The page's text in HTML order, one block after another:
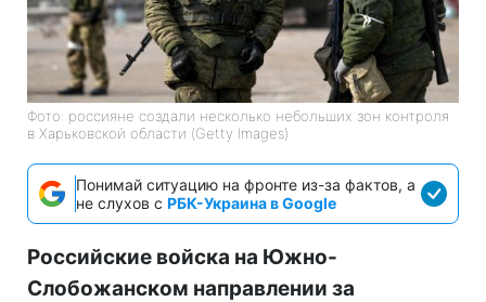
Фото: россияне создали несколько небольших зон контроля
в Харьковской области (Getty Images)
Понимай ситуацию на фронте из-за фактов, а
не слухов с РБК-Украина в Google
Российские войска на Южно-
Слобожанском направлении за